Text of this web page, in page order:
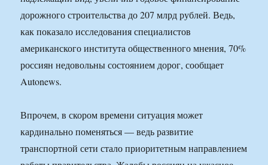
дорожного строительства до 207 млрд рублей. Ведь,
как показало исследования специалистов
американского института общественного мнения, 70%
россиян недовольны состоянием дорог, сообщает
Autonews.
Впрочем, в скором времени ситуация может
кардинально поменяться — ведь развитие
транспортной сети стало приоритетным направлением